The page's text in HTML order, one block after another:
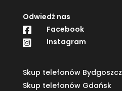
Odwiedź nas
 Facebook
 Instagram
Skup telefonów Bydgoszcz
Skup telefonów Gdańsk